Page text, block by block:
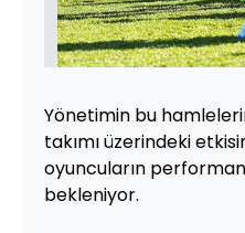
Yönetimin bu
takımı üzerindeki
oyuncuların
bekleniyor.